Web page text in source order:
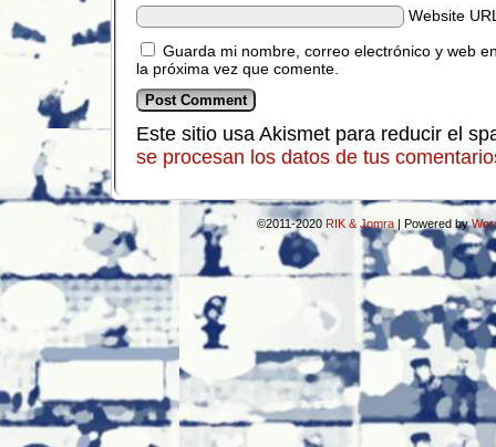
Website
Guarda mi nombre, correo electrónico y web
la próxima vez que comente.
Este sitio usa Akismet para reducir el
se procesan los datos de tus
©2011-2020 RIK & Jomra | Powered by